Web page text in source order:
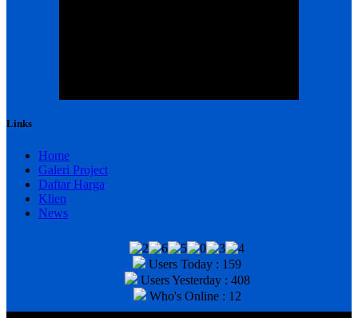
Links
Home
Galeri Project
Daftar Harga
Klien
News
Users Today : 159
Users Yesterday : 408
Who's Online : 12